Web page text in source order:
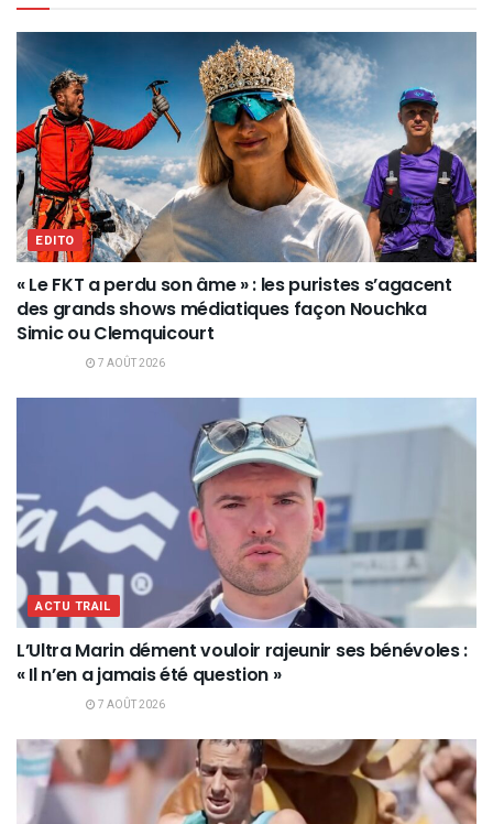
EDITO
« Le FKT a perdu son âme » : les puristes s’agacent
des grands shows médiatiques façon Nouchka
Simic ou Clemquicourt
7 AOÛT 2026
ACTU TRAIL
L’Ultra Marin dément vouloir rajeunir ses bénévoles :
« Il n’en a jamais été question »
7 AOÛT 2026